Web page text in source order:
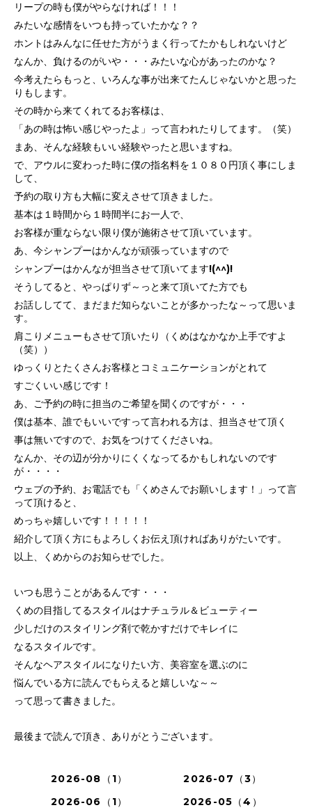
リープの時も僕がやらなければ！！！
みたいな感情をいつも持っていたかな？？
ホントはみんなに任せた方がうまく行ってたかもしれないけど
なんか、負けるのがいや・・・みたいな心があったのかな？
今考えたらもっと、いろんな事が出来てたんじゃないかと思った
りもします。
その時から来てくれてるお客様は、
「あの時は怖い感じやったよ」って言われたりしてます。（笑）
まあ、そんな経験もいい経験やったと思いますね。
で、アウルに変わった時に僕の指名料を１０８０円頂く事にしま
して、
予約の取り方も大幅に変えさせて頂きました。
基本は１時間から１時間半にお一人で、
お客様が重ならない限り僕が施術させて頂いています。
あ、今シャンプーはかんなが頑張っていますので
シャンプーはかんなが担当させて頂いてます!(^^)!
そうしてると、やっぱりず～っと来て頂いてた方でも
お話ししてて、まだまだ知らないことが多かったな～って思いま
す。
肩こりメニューもさせて頂いたり（くめはなかなか上手ですよ
（笑））
ゆっくりとたくさんお客様とコミュニケーションがとれて
すごくいい感じです！
あ、ご予約の時に担当のご希望を聞くのですが・・・
僕は基本、誰でもいいですって言われる方は、担当させて頂く
事は無いですので、お気をつけてくださいね。
なんか、その辺が分かりにくくなってるかもしれないのです
が・・・・
ウェブの予約、お電話でも「くめさんでお願いします！」って言
って頂けると、
めっちゃ嬉しいです！！！！！
紹介して頂く方にもよろしくお伝え頂ければありがたいです。
以上、くめからのお知らせでした。
いつも思うことがあるんです・・・
くめの目指してるスタイルはナチュラル＆ビューティー
少しだけのスタイリング剤で乾かすだけでキレイに
なるスタイルです。
そんなヘアスタイルになりたい方、美容室を選ぶのに
悩んでいる方に読んでもらえると嬉しいな～～
って思って書きました。
最後まで読んで頂き、ありがとうございます。
2026-08（1）
2026-07（3）
2026-06（1）
2026-05（4）